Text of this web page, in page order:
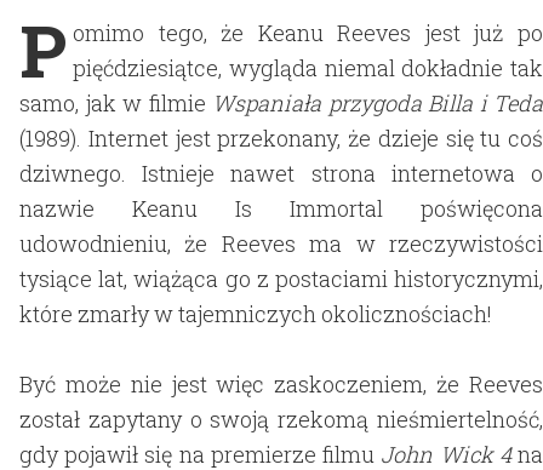
P omimo tego, że Keanu Reeves jest już po
pięćdziesiątce, wygląda niemal dokładnie tak
samo, jak w filmie Wspaniała przygoda Billa i Teda
(1989). Internet jest przekonany, że dzieje się tu coś
dziwnego. Istnieje nawet strona internetowa o
nazwie Keanu Is Immortal poświęcona
udowodnieniu, że Reeves ma w rzeczywistości
tysiące lat, wiążąca go z postaciami historycznymi,
które zmarły w tajemniczych okolicznościach!
Być może nie jest więc zaskoczeniem, że Reeves
został zapytany o swoją rzekomą nieśmiertelność,
gdy pojawił się na premierze filmu John Wick 4na